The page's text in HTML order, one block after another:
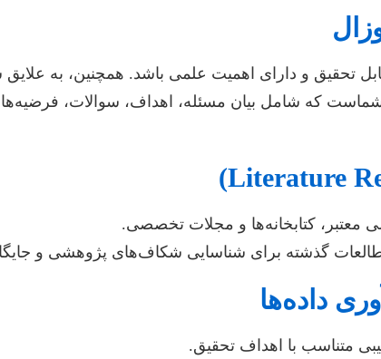
قابل تحقیق و دارای اهمیت علمی باشد. همچنین، به
شماست که شامل بیان مسئله، اهداف، سوالات،
معتبر، کتابخانه‌ها و مجلات تخصصی.
گذشته برای شناسایی شکاف‌های پژوهشی و
متناسب با اهداف تحقیق.